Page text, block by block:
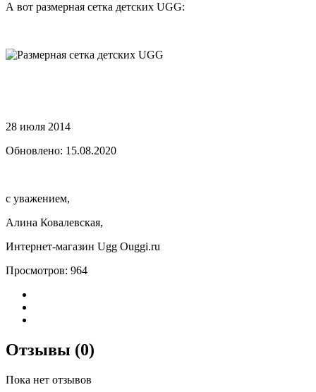
А вот размерная сетка детских UGG:
28 июля 2014
Обновлено: 15.08.2020
с уважением,
Алина Ковалевская,
Интернет-магазин Ugg Ouggi.ru
Просмотров: 964
Отзывы (0)
Пока нет отзывов